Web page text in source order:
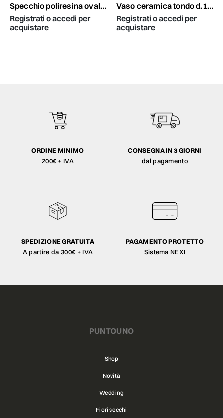
specchio poliresina ovale 27,5x57,5 cm h.2 cm blu
Registrati o accedi per
acquistare
vaso ceramica tondo d.16 cm h.28 cm -lennart- grigio
Registrati o accedi per
acquistare
ORDINE MINIMO
200€ + IVA
CONSEGNA IN 3 GIORNI
dal pagamento
SPEDIZIONE GRATUITA
A partire da 300€ + IVA
PAGAMENTO PROTETTO
Sistema NEXI
PUNTOUNO
Shop
Novità
Wedding
Fiori secchi